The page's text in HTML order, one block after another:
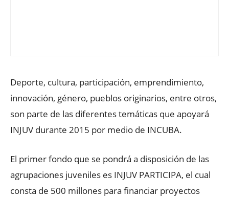
Deporte, cultura, participación, emprendimiento,
innovación, género, pueblos originarios, entre otros,
son parte de las diferentes temáticas que apoyará
INJUV durante 2015 por medio de INCUBA.
El primer fondo que se pondrá a disposición de las
agrupaciones juveniles es INJUV PARTICIPA, el cual
consta de 500 millones para financiar proyectos